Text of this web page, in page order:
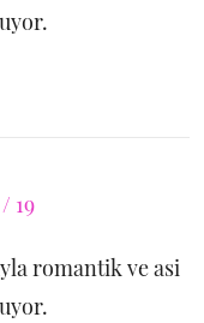
romantik ve asi